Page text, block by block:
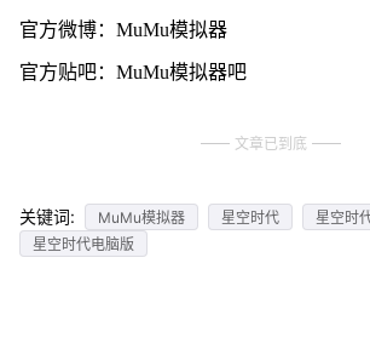
官方微博：MuMu模拟器
官方贴吧：MuMu模拟器吧
文章已到底
关键词: MuMu模拟器 星空时代
星空时
星空时代电脑版